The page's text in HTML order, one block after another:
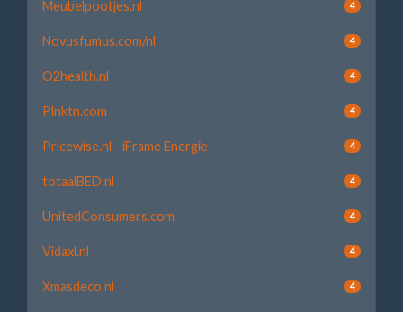
Meubelpootjes.nl 4
Novusfumus.com/nl 4
O2health.nl 4
Plnktn.com 4
Pricewise.nl - iFrame Energie 4
totaalBED.nl 4
UnitedConsumers.com 4
Vidaxl.nl 4
Xmasdeco.nl 4